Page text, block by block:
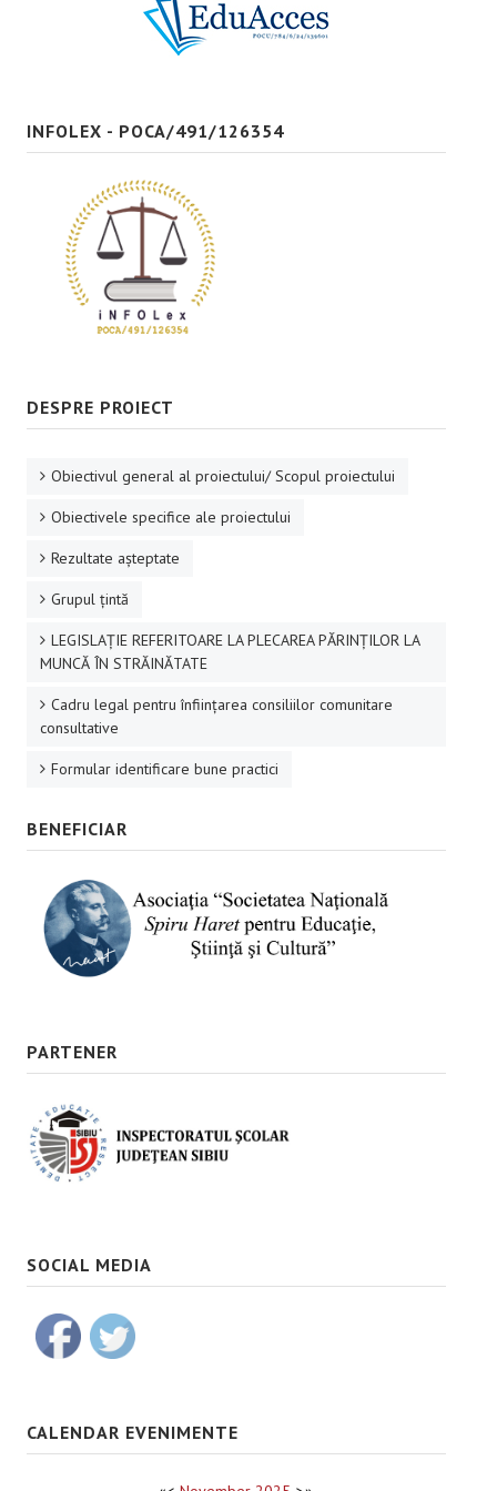
INFOLEX - POCA/491/126354
DESPRE PROIECT
Obiectivul general al proiectului/ Scopul proiectului
Obiectivele specifice ale proiectului
Rezultate aşteptate
Grupul ţintă
LEGISLAȚIE REFERITOARE LA PLECAREA PĂRINȚILOR LA
MUNCĂ ÎN STRĂINĂTATE
Cadru legal pentru înființarea consiliilor comunitare
consultative
Formular identificare bune practici
BENEFICIAR
PARTENER
SOCIAL MEDIA
CALENDAR EVENIMENTE